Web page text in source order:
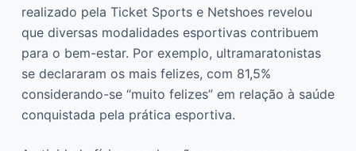
realizado pela Ticket Sports e Netshoes revelou
que diversas modalidades esportivas contribuem
para o bem-estar. Por exemplo, ultramaratonistas
se declararam os mais felizes, com 81,5%
considerando-se “muito felizes” em relação à saúde
conquistada pela prática esportiva.